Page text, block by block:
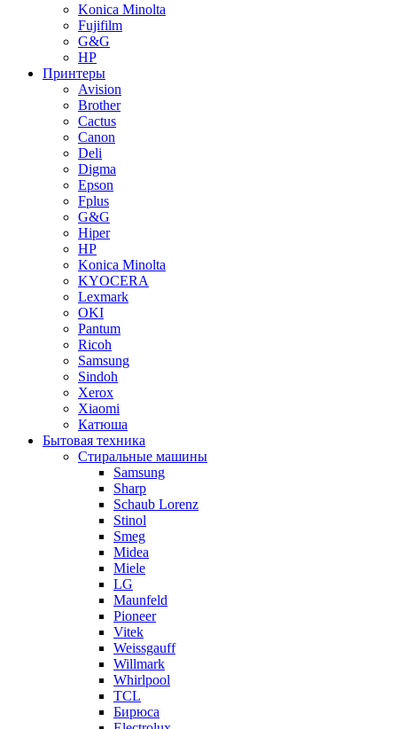
Konica Minolta
Fujifilm
G&G
HP
Принтеры
Avision
Brother
Cactus
Canon
Deli
Digma
Epson
Fplus
G&G
Hiper
HP
Konica Minolta
KYOCERA
Lexmark
OKI
Pantum
Ricoh
Samsung
Sindoh
Xerox
Xiaomi
Катюша
Бытовая техника
Стиральные машины
Samsung
Sharp
Schaub Lorenz
Stinol
Smeg
Midea
Miele
LG
Maunfeld
Pioneer
Vitek
Weissgauff
Willmark
Whirlpool
TCL
Бирюса